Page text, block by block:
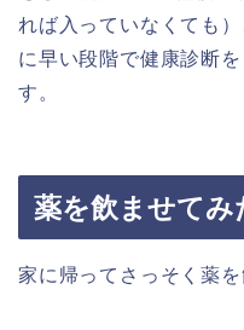
れば入っていなくても
に早い段階で健康診断
す。
薬を飲ませてみ
家に帰ってさっそく薬